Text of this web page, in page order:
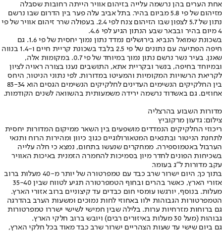
אחת הערים בהן נרשמה עלייה בזיהום אוויר הייתה רחובות שסבלה
מזיהום של פי 5.8 מביום בהיר. בתל אביב עלה פער בין הדרום שבו נרשם
נתון של 5.7 לצפון שבו הזיהום צנח לפי 2.4. בעפולה שרר זיהום אוויר של פי
4 מיום בהיר ובבאר שבע הנתון הגיע לפי 4.6.
בשכונת שמואל הנביא בירושלים נמדד נתון נמוך יחסית של פי 1.6. גם
חיפה הפתיעה עם נתונים של פי 2.5 בלבד בשכונת קריית חיים ו-1.4 בנווה
שאנן. בעיר נשר נרשם נתון נמוך במיוחד של פי 0.7. במקומות אלה,
ובמיוחד בחיפה, בנשר ובקריית אתא, התושבים נענו בצורה ראויה לציון
לקריאת הרשויות המקומיות והמעיטו במדורות. לפי נתוני הניטור, היחס
בין החלקיקים הנשימים העדינים לחלקיקים הנשימים הגסים הוא 83-34
אחוזים. גם באשדוד נרשמה ירידה משמעותית בהשוואה לשנים הקודמות.
מדורות השבוע בהרצליה
צילום: גדעון מרקוביץ
ריכוזי החלקיקים הנמדדים מושפעים בין השאר ממיקום המדורות יחסית
לתחנת הניטור ובתנאים המטאורולוגיים כגון: כיוון ומהירות הרוח ותנאי
הערבול באטמוספירה. ממחקרים שנעשו בתחום, נמצא כי חלה עלייה
בשכיחות הפונים לחדר מיון בסמיכות להחמרה הזמנית באיכות האוויר
עקב מדורות ל"ג בעומר.
בתוך כך, היום ישרור שרב כבד עם טמפרטורה של יותר מ-40 מעלות ברוב
אזורי הארץ, כאשר בהרים ובחוף הטמפרטורה תגיע לטווח שבין 35-40
מעלות. בנוסף, יורגשו עומסי חום כבדים עד קיצוניים ברוב אזורי הארץ.
הטמפרטורות הגבוהות ילוו באחוזי לחות נמוכים ומשעות הערב בהדרגה
גם ברוחות מזרחיות ערות. בלילה שבין חמישי לשישי ישררו טמפרטורות
גבוהות (מעל 30 מעלות באיזורים רבים) ויובש ברוב חלקי הארץ.
גם ביום שישי עד שעות הצהריים ישרור שרב כבד מאוד בכל חלקי הארץ,